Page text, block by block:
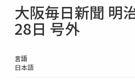
大阪毎日新聞 明
28日 号外
言語
日本語